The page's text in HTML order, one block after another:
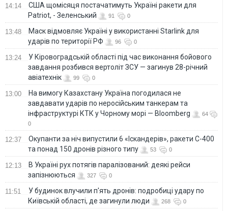
14:14
США щомісяця постачатимуть Україні ракети для
Patriot, - Зеленський
91 0
13:48
Маск відмовляє Україні у використанні Starlink для
ударів по території РФ
96 0
13:24
У Кіровоградській області під час виконання бойового
завдання розбився вертоліт ЗСУ — загинув 28-річний
авіатехнік
99 0
13:00
На вимогу Казахстану Україна погодилася не
завдавати ударів по неросійським танкерам та
інфраструктурі КТК у Чорному морі — Bloomberg
64
0
12:37
Окупанти за ніч випустили 6 «Іскандерів», ракети С-400
та понад 150 дронів різного типу
53 0
12:13
В Україні рух потягів паралізований: деякі рейси
запізнюються
327 0
11:51
У будинок влучили п'ять дронів: подробиці удару по
Київській області, де загинули люди
268 0